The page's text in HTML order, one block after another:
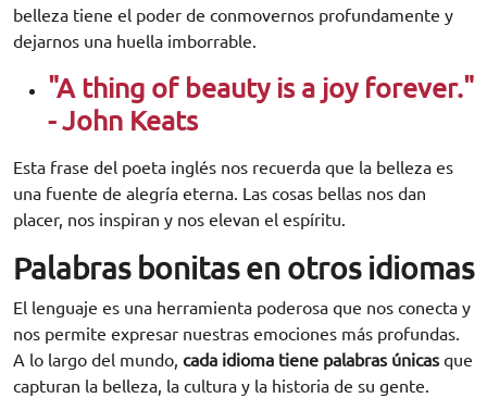
belleza tiene el poder de conmovernos profundamente y
dejarnos una huella imborrable.
"A thing of beauty is a joy forever."
- John Keats
Esta frase del poeta inglés nos recuerda que la belleza es
una fuente de alegría eterna. Las cosas bellas nos dan
placer, nos inspiran y nos elevan el espíritu.
Palabras bonitas en otros idiomas
El lenguaje es una herramienta poderosa que nos conecta y
nos permite expresar nuestras emociones más profundas.
A lo largo del mundo, cada idioma tiene palabras únicas que
capturan la belleza, la cultura y la historia de su gente.